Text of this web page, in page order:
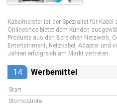
Kabelmeister ist der Spezialist für Kabel
Onlineshop bietet dem Kunden
Produkte aus den Bereichen Netzwerk,
Entertainment, Netzkabel, Adapter und
Jahren erfolgreich am Markt vertreten.
14 Werbemittel
Start
Stornoquote